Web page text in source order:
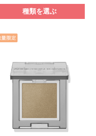
種類を選ぶ